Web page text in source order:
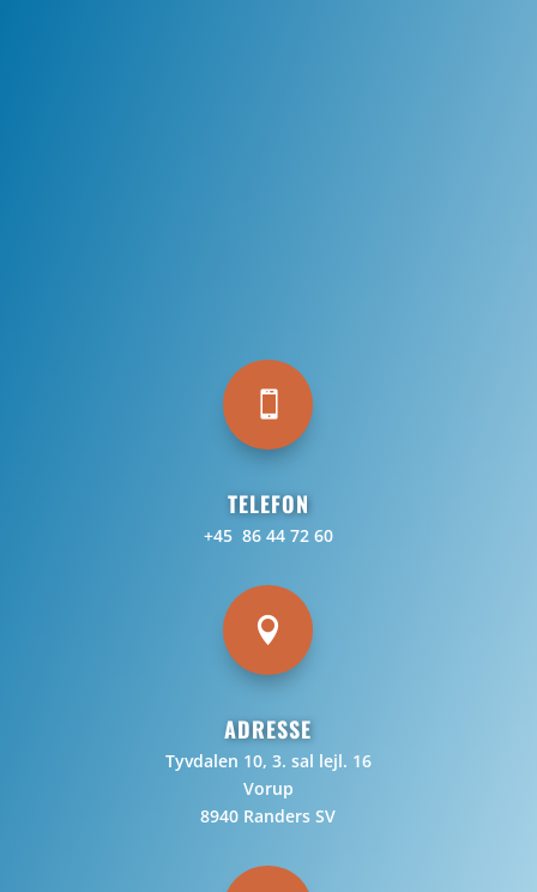
TELEFON
+45 86 44 72 60

ADRESSE
Tyvdalen 10, 3. sal lejl. 16
Vorup
8940 Randers SV